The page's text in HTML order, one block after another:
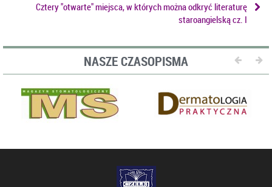
Cztery "otwarte" miejsca, w których można odkryć literaturę
staroangielską cz. I
NASZE CZASOPISMA